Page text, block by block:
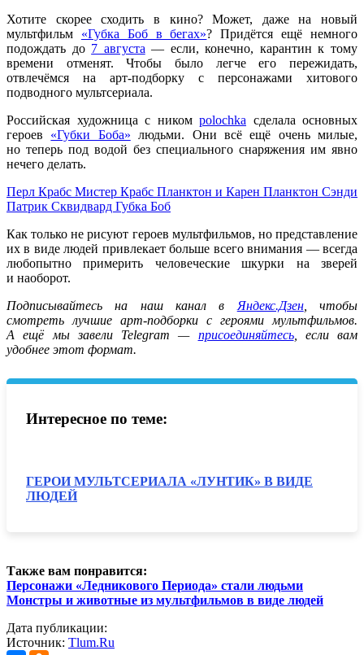
Хотите скорее сходить в кино? Может, даже на новый
мультфильм «Губка Боб в бегах»? Придётся ещё немного
подождать до 7 августа — если, конечно, карантин к тому
времени отменят. Чтобы было легче его пережидать,
отвлечёмся на арт-подборку с персонажами хитового
подводного мультсериала.
Российская художница с ником polochka сделала основных
героев «Губки Боба» людьми. Они всё ещё очень милые,
но теперь под водой без специального снаряжения им явно
нечего делать.
Перл Крабс Мистер Крабс Планктон и Карен Планктон Сэнди
Патрик Сквидвард Губка Боб
Как только не рисуют героев мультфильмов, но представление
их в виде людей привлекает больше всего внимания — всегда
любопытно примерить человеческие шкурки на зверей
и наоборот.
Подписывайтесь на наш канал в
Яндекс.Дзен, чтобы
смотреть лучшие арт-подборки с героями мультфильмов.
А ещё мы завели Telegram —
присоединяйтесь, если вам
удобнее этот формат.
Интересное по теме:
ГЕРОИ МУЛЬТСЕРИАЛА «ЛУНТИК» В ВИДЕ
ЛЮДЕЙ
Также вам понравится:
Персонажи «Ледникового Периода» стали людьми
Монстры и животные из мультфильмов в виде людей
Дата публикации:
Источник: Tlum.Ru